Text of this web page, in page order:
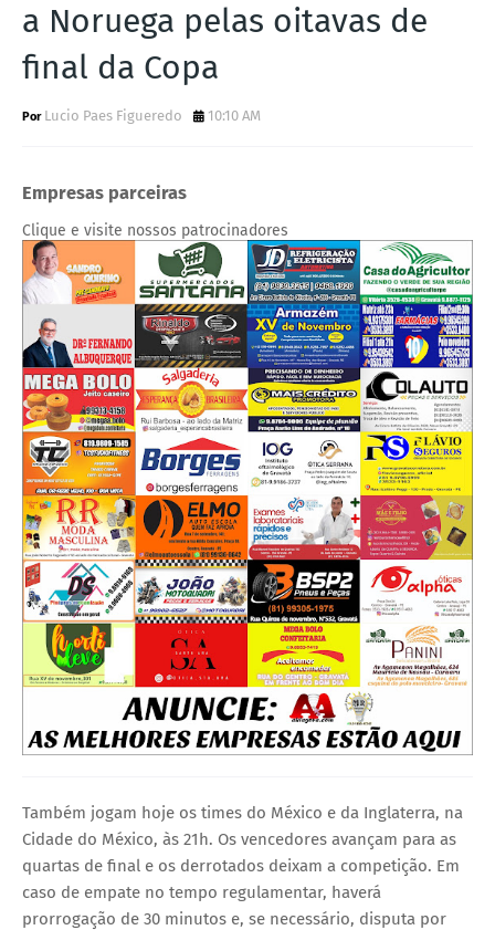
a Noruega pelas oitavas de
final da Copa
Lucio Paes Figueredo 10:10 AM
Empresas parceiras
Clique e visite nossos patrocinadores
Também jogam hoje os times do México e da Inglaterra, na
Cidade do México, às 21h. Os vencedores avançam para as
quartas de final e os derrotados deixam a competição. Em
caso de empate no tempo regulamentar, haverá
prorrogação de 30 minutos e, se necessário, disputa por